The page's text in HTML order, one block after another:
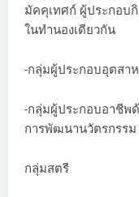
มัคคุเทศก์ ผู้ประกอบ
ในทำนองเดียวกัน
-กลุ่มผู้ประกอบอุตสา
-กลุ่มผู้ประกอบอาชีพ
การพัฒนานวัตรกรรม
กลุ่มสตรี